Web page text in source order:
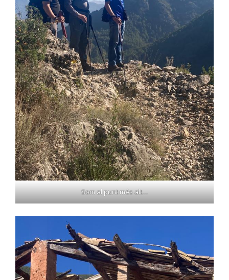
Som al punt més alt…